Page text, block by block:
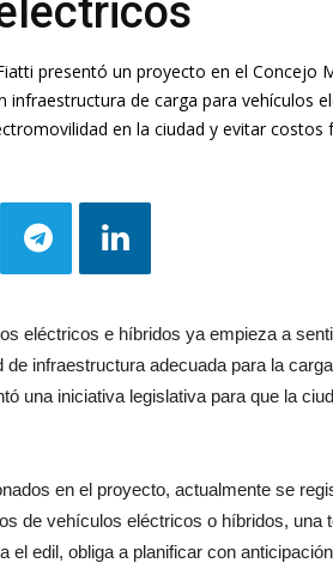
presentó un proyecto en el Concejo
infraestructura de carga para vehículos
en la ciudad y evitar costos
eléctricos e híbridos ya empieza a
de infraestructura adecuada para la
una iniciativa legislativa para que la
en el proyecto, actualmente se
de vehículos eléctricos o híbridos, una
el edil, obliga a planificar con